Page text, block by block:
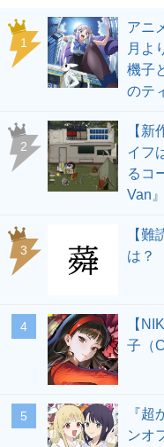
1
アニ
月よ
機子
のテ
2
【
イフ
るコ
Van
3
【難
は？
4
【
子（
5
『
ンオ